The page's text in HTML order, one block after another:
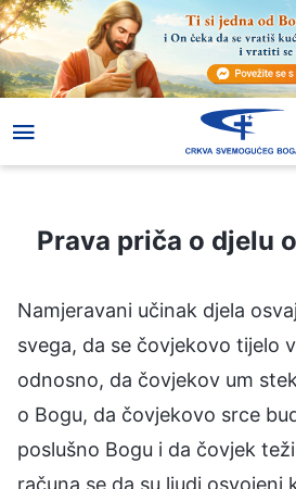
Prava priča o djelu osvajanja (3)
Prava priča o djelu
Namjeravani učinak djela
svega, da se čovjekovo tijelo
odnosno, da čovjekov um
o Bogu, da čovjekovo srce
poslušno Bogu i da čovjek
računa se da su ljudi osvojeni